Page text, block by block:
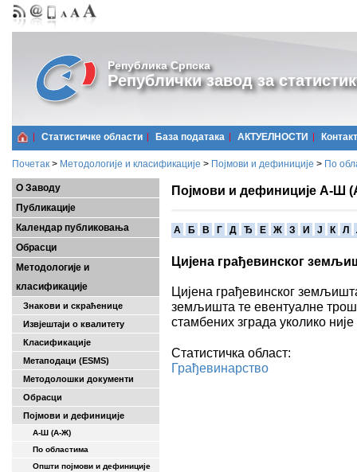
Република Српска
Републички завод за
Статистичке области Базa података АКТУЕЛНОСТИ Контакт
Почетак > Методологије и класификације > Појмови и дефиниције > По
О Заводу
Публикације
Календар публиковања
Обрасци
Методологије и
класификације
Знакови и скраћенице
Извјештаји о квалитету
Класификације
Метаподаци (ESMS)
Методолошки документи
Обрасци
Појмови и дефиниције
А-Ш (A-Ж)
По областима
Општи појмови и дефиниције
Појмови и дефиниције А-Ш
A Б В Г Д Ђ Е Ж З И Ј К Л
Цијена грађевинског
Цијена грађевинског
земљишта те евентуалне
стамбених зграда уколико
Статистичка област:
Грађевинарство